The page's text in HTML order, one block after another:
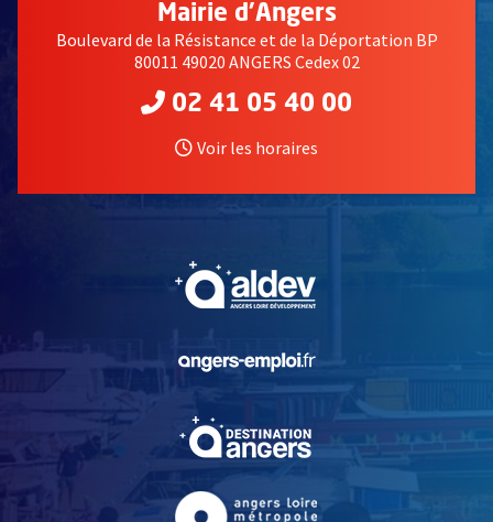
Mairie d'Angers
Boulevard de la Résistance et de la Déportation BP
80011 49020 ANGERS Cedex 02
02 41 05 40 00
Voir les horaires
, Ouvre une nouvelle
, Ouvre une nouvelle